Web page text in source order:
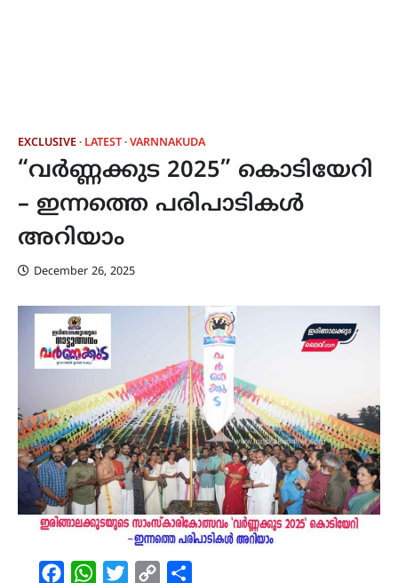
EXCLUSIVE LATEST VARNNAKUDA
“വർണ്ണക്കുട 2025” കൊടിയേറി
– ഇന്നത്തെ പരിപാടികൾ
അറിയാം
December 26, 2025
FacebookWhatsAppTwitterCopy